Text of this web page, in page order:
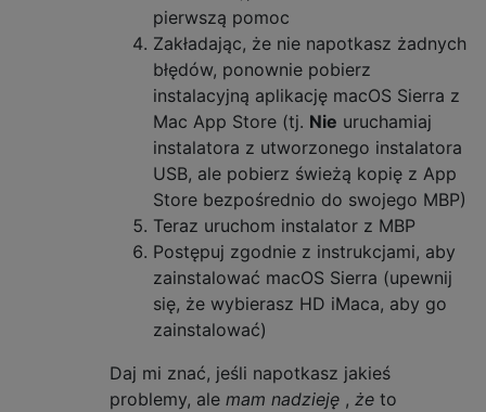
pierwszą pomoc
Zakładając, że nie napotkasz żadnych
błędów, ponownie pobierz
instalacyjną aplikację macOS Sierra z
Mac App Store (tj. Nie uruchamiaj
instalatora z utworzonego instalatora
USB, ale pobierz świeżą kopię z App
Store bezpośrednio do swojego MBP)
Teraz uruchom instalator z MBP
Postępuj zgodnie z instrukcjami, aby
zainstalować macOS Sierra (upewnij
się, że wybierasz HD iMaca, aby go
zainstalować)
Daj mi znać, jeśli napotkasz jakieś
problemy, ale mam nadzieję , że to